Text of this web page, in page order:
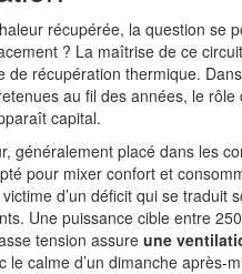
récupérée, la question se
? La maîtrise de ce
de récupération thermique.
au fil des années, le rôle
capital.
généralement placé dans les
pour mixer confort et
d’un déficit qui se traduit
Une puissance cible entre
tension assure une
le calme d’un dimanche après-